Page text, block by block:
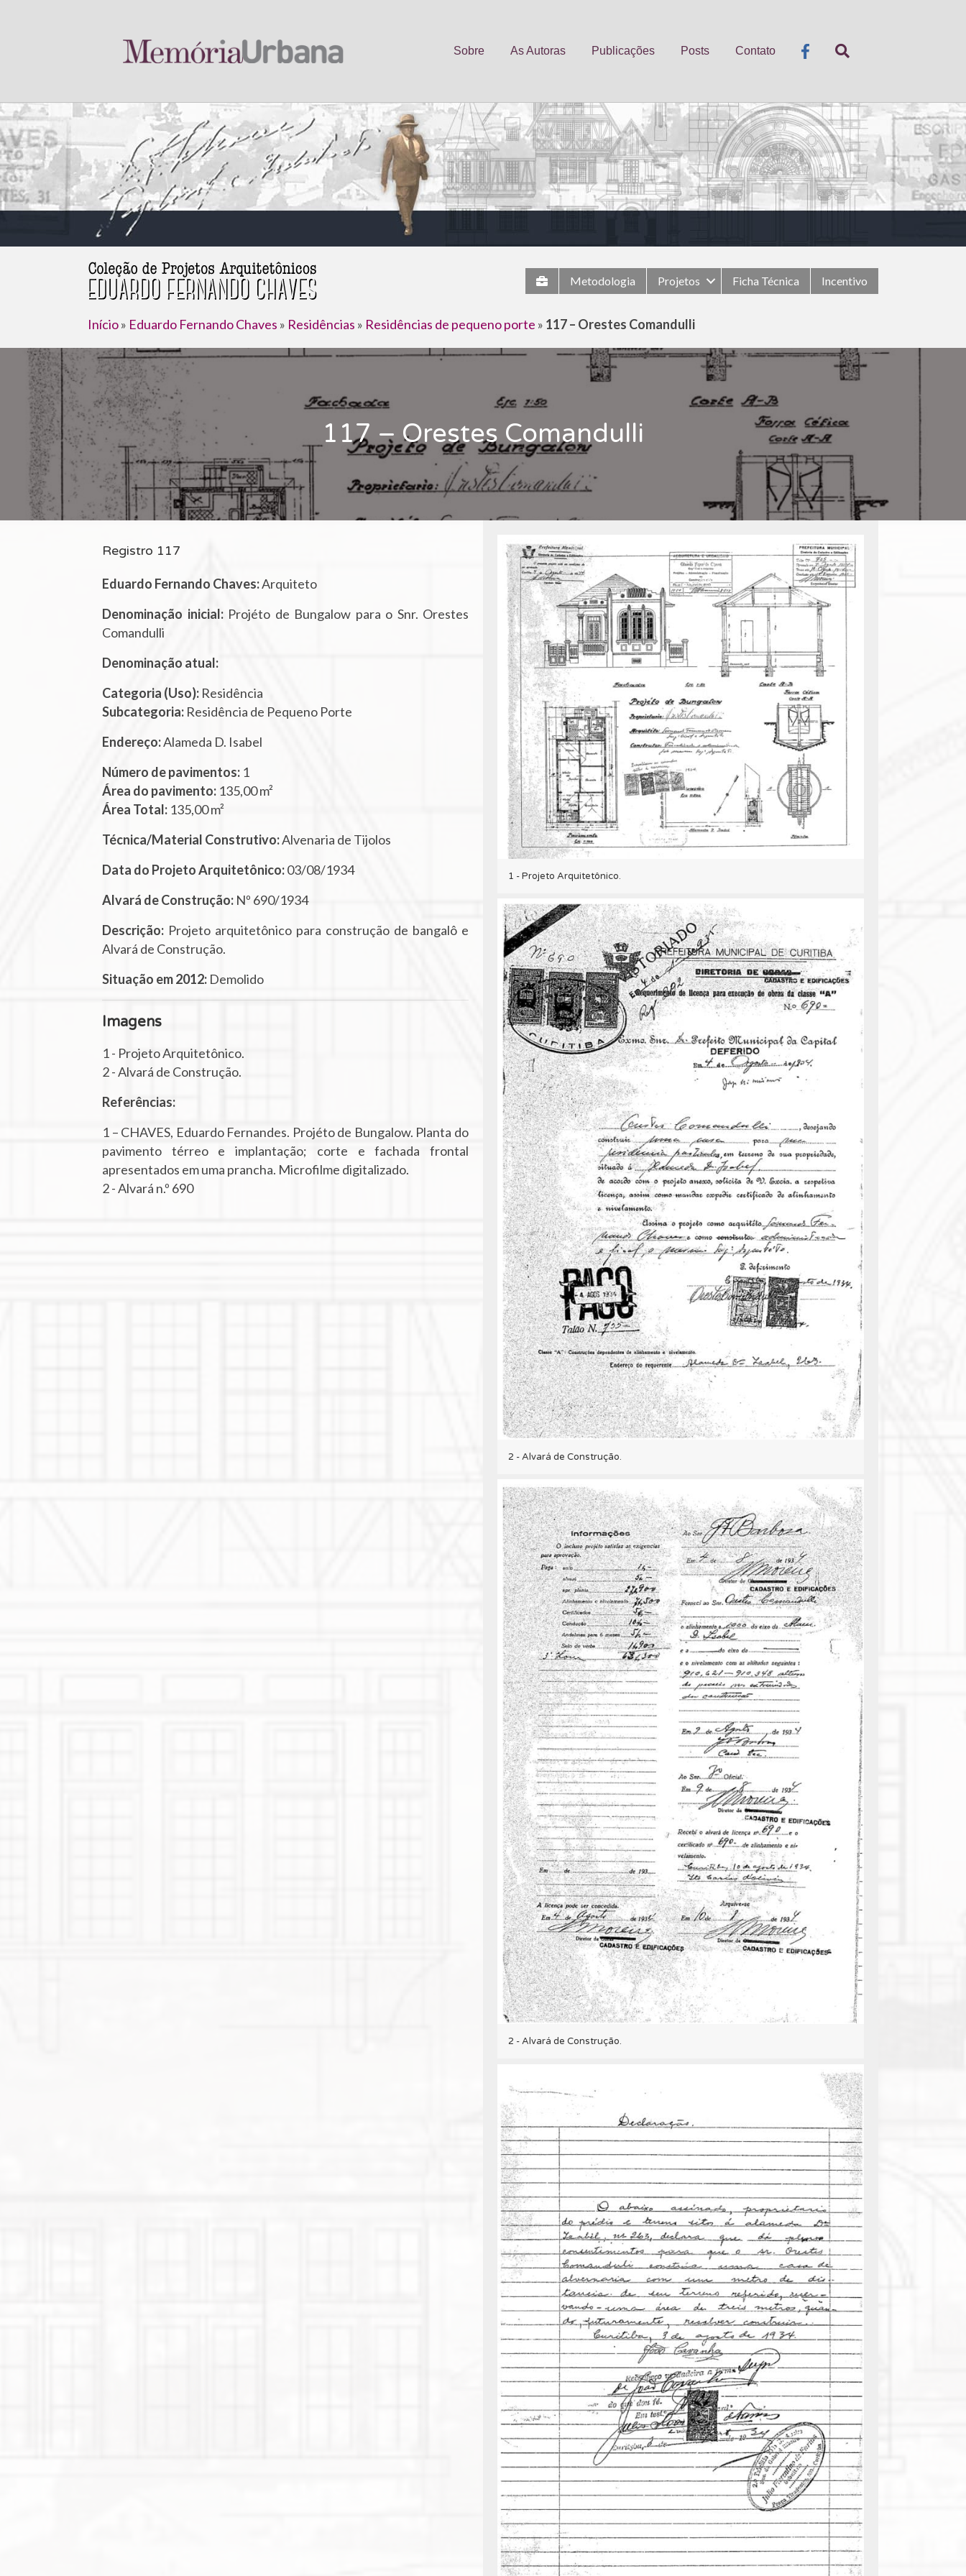
Sobre As Autoras Publicações Posts Contato
Metodologia Projetos Ficha Técnica Incentivo
Início» Eduardo Fernando Chaves » Residências » Residências de pequeno porte » 117 – Orestes Comandulli
117 – Orestes Comandulli
Registro 117
Eduardo Fernando Chaves:Arquiteto
Denominação inicial:Projéto de Bungalow para o Snr. Orestes
Comandulli
Denominação atual:
Categoria (Uso): Residência
Subcategoria: Residência de Pequeno Porte
Endereço:Alameda D. Isabel
Número de pavimentos: 1
Área do pavimento: 135,00 m²
Área Total: 135,00 m²
Técnica/Material Construtivo:Alvenaria de Tijolos
Data do Projeto Arquitetônico:03/08/1934
Alvará de Construção: Nº 690/1934
Descrição: Projeto arquitetônico para construção de bangalô e
Alvará de Construção.
Situação em 2012: Demolido
Imagens
1 - Projeto Arquitetônico.
2 - Alvará de Construção.
Referências:
1 – CHAVES, Eduardo Fernandes. Projéto de Bungalow. Planta do
pavimento térreo e implantação; corte e fachada frontal
apresentados em uma prancha. Microfilme digitalizado.
2 - Alvará n.º 690
1 - Projeto Arquitetônico.
2 - Alvará de Construção.
2 - Alvará de Construção.